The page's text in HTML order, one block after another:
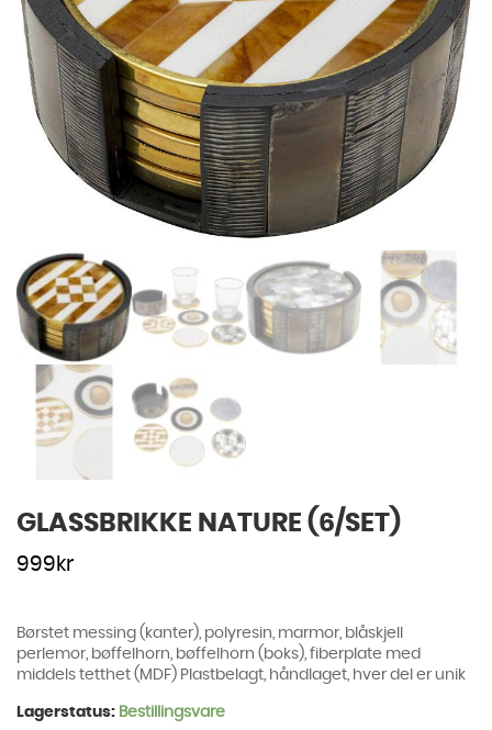
GLASSBRIKKE NATURE (6/SET)
999 kr
Børstet messing (kanter), polyresin, marmor, blåskjell
perlemor, bøffelhorn, bøffelhorn (boks), fiberplate med
middels tetthet (MDF) Plastbelagt, håndlaget, hver del er unik
Lagerstatus: Bestillingsvare